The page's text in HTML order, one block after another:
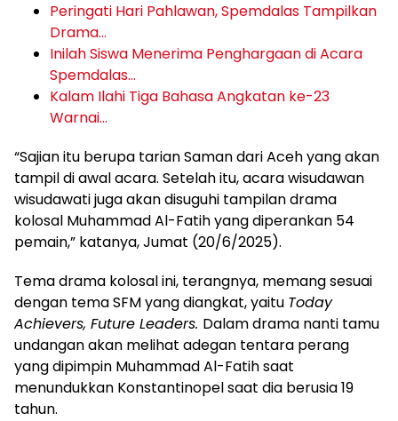
Peringati Hari Pahlawan, Spemdalas Tampilkan
Drama…
Inilah Siswa Menerima Penghargaan di Acara
Spemdalas…
Kalam Ilahi Tiga Bahasa Angkatan ke-23
Warnai…
“Sajian itu berupa tarian Saman dari Aceh yang akan
tampil di awal acara. Setelah itu, acara wisudawan
wisudawati juga akan disuguhi tampilan drama
kolosal Muhammad Al-Fatih yang diperankan 54
pemain,” katanya, Jumat (20/6/2025).
Tema drama kolosal ini, terangnya, memang sesuai
dengan tema SFM yang diangkat, yaitu Today
Achievers, Future Leaders. Dalam drama nanti tamu
undangan akan melihat adegan tentara perang
yang dipimpin Muhammad Al-Fatih saat
menundukkan Konstantinopel saat dia berusia 19
tahun.